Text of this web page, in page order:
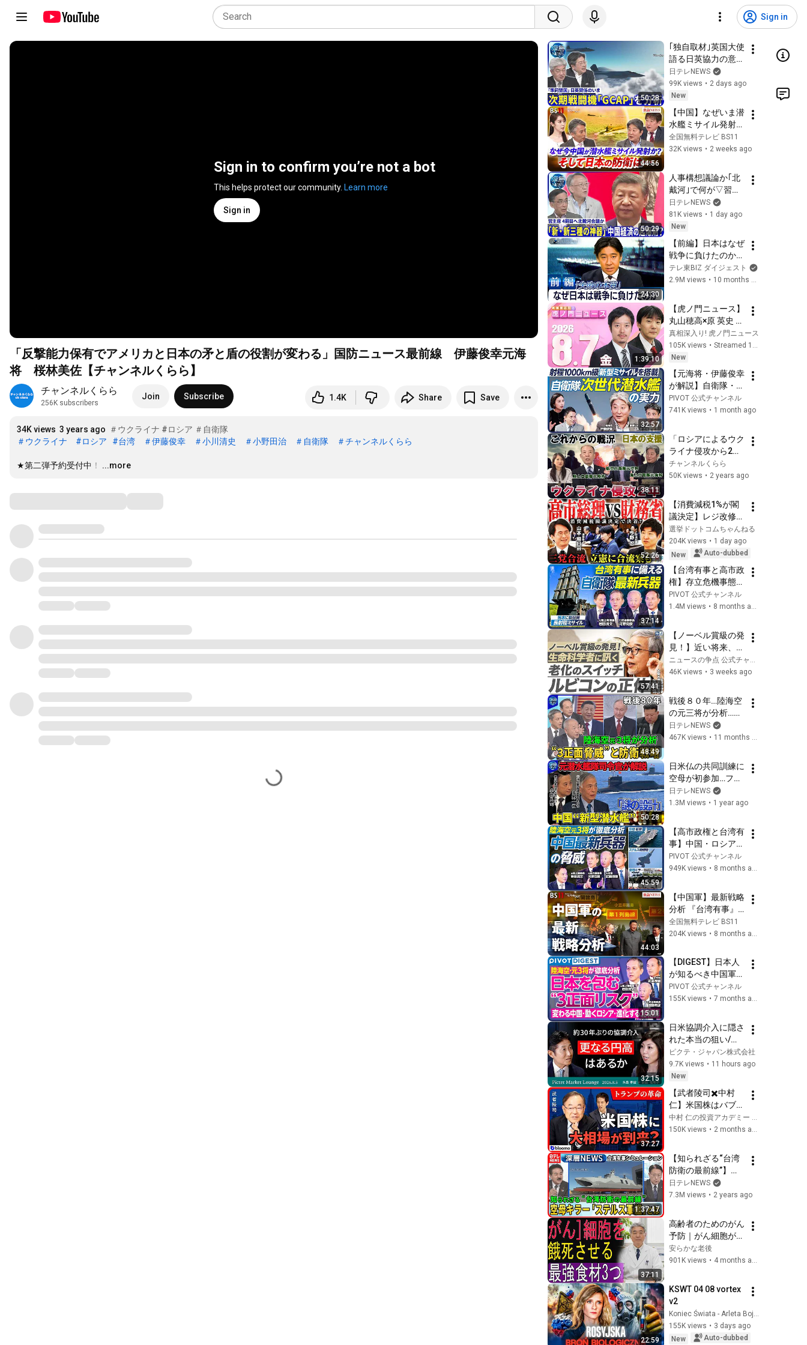
Sign in
Sign in to confirm you’re not a bot
This helps protect our community. Learn more
Sign in
「反撃能力保有でアメリカと日本の矛と盾の役割が変わる」国防ニュース最前線 伊藤俊幸元海
将 桜林美佐【チャンネルくらら】
チャンネルくらら
256K subscribers
Join Subscribe 1.4K Share Save
34K views 3 years ago ＃ウクライナ #ロシア ＃自衛隊
＃ウクライナ
#ロシア #台湾 ＃伊藤俊幸 ＃小川清史 ＃小野田治 ＃自衛隊 ＃チャンネルくらら
★第二弾予約受付中！ …
...more
50:28
｢独自取材｣英国大使
語る日英協力の意義
▽次期戦闘機
｢GCAP｣開発協力の
重要性【深層
NEWS】8月4日(火)
日テレNEWS
99K views • 2 days ago
New
44:56
【中国】なぜいま潜
水艦ミサイル発射
か？そして日本の防
衛は...　ゲスト：伊
学大学院教授 ）、
黒井文太郎（軍事ジ
ャーナリスト ）
MC：近野宏明　上
野愛奈　BS11　イ
全国無料テレビ BS11
32K views • 2 weeks ago
50:29
人事構想議論か｢北
戴河｣で何が▽習氏
後継者の有力候補は
▽中国｢新･新三種の
神器｣起爆剤に？
【深層NEWS】8月5
日(水)
日テレNEWS
81K views • 1 day ago
New
24:30
【前編】日本はなぜ
戦争に負けたのか～
名著『失敗の本質』
から80年前の教訓
作のテレ東ワールド
ポリティクス】
テレ東BIZ ダイジェスト
2.9M views •
1:39:10
【虎ノ門ニュース】
丸山穂高×原 英史
2026/8/7(金)
真相深入り! 虎ノ門ニュース
105K views •
New
32:57
【元海将・伊藤俊幸
が解説】自衛隊・最
新潜水艦ちょうげい
の実力／たいげい型
日本は原子力潜水艦
を導入できるか／長
距離ミサイルを搭載
する次世代型／12
式地対艦誘導弾を改
PIVOT 公式チャンネル
741K views • 1 month ago
38:11
「ロシアによるウク
ライナ侵攻から2
年　日本の支援
は？」元陸上自衛隊
上自衛隊伊藤俊幸海
将　元航空自衛隊吉
田浩介空将　桜林美
佐【チャンネルくら
ら】＃陸海空シリー
ズ
チャンネルくらら
50K views • 2 years ago
52:26
【消費減税1%が閣
議決定】レジ改修を
巡る攻防と自民党内
の激しい葛藤／中
道・立憲・公明の3
党合流構想に浮上し
た「第4の選択肢」
とは？【今野忍×山
本期日前】｜選挙ド
選挙ドットコムちゃんねる
204K views • 1 day ago
New
Auto-dubbed
37:14
【台湾有事と高市政
権】存立危機事態・
集団的自衛権発動の
タイミング／中国に
兵器／トマホーク／
レールガン／日英伊
共同開発・次世代戦
闘機／岩田清文×河
PIVOT 公式チャンネル
1.4M views • 8 months ago
57:41
【ノーベル賞級の発
見！】近い将来、人
間は老いなくなる？
／オートファジー研
老化のスイッチ「ル
ビコン」の正体／な
ぜ生命は老化する？
AIの進化と構造生物
ニュースの争点 公式チャンネル
46K views • 3 weeks ago
48:49
戦後８０年…陸海空
の元三将が分析…変
化する安全保障のカ
タチ▽中露朝“３正
本の備えは▽活発化
する中国の軍事活
動…加速する防衛力
の「南西シフト」▽
自衛隊“隊員不足”日
日テレNEWS
467K views • 11 months ago
50:28
日米仏の共同訓練に
空母が初参加…フィ
リピン東方▽“異
形”世界最大？無人
型潜水艦”建造か…
増強続く中国の脅威
▽トランプ氏「歴代
最強の海軍」への戦
日テレNEWS
1.3M views • 1 year ago
45:59
【高市政権と台湾有
事】中国・ロシア・
北朝鮮による３正面
の脅威／中国軍の実
機・弾道ミサイル・
空母「福建」／自衛
隊・陸海空元3将が
徹底分析／岩田清文
PIVOT 公式チャンネル
949K views •
44:03
【中国軍】最新戦略
分析 『台湾有事』
に日米どう動く？
ゲスト：河野克俊
田雅之（防衛研究所
中国研究室長）
MC：近野宏明　上
野愛奈　BS11　イ
全国無料テレビ BS11
204K views •
15:01
【DIGEST】日本人
が知るべき中国軍の
実力／迫る台湾有
事、その時日本は？
海空元3将が徹底解
説
PIVOT 公式チャンネル
155K views • 7 months ago
32:15
日米協調介入に隠さ
れた本当の狙い/日
銀による“9月利上
げ”は濃厚か/FRB政
策金利は年内据え置
きと考える理由＜糸
島 孝俊 × 安田 佐和
子＞｜Pictet
Market Lounge
ピクテ・ジャパン株式会社
9.7K views • 11 hours ago
New
37:27
【武者陵司✖️中村
仁】米国株はバブル
か黎明期か？トラン
プ政権の進める「資
の意味とは
中村 仁の投資アカデミー / ブルーモ証券
150K views • 2 months ago
1:37:47
【知られざる“台湾
防衛の最前線”】台
湾侵攻をシミュレー
ション…独自取材
のエリア」なぜ？ビ
ーチに最新鋭レーダ
ー“ステルス軍艦”建
造工場【深層
日テレNEWS
7.3M views • 2 years ago
37:11
高齢者のためのがん
予防｜がん細胞が増
えにくい体をつくる
食事法
安らかな老後
901K views • 4 months ago
22:59
KSWT 04 08 vortex
v2
Koniec Świata - Arleta Bojke
155K views • 3 days ago
New
Auto-dubbed